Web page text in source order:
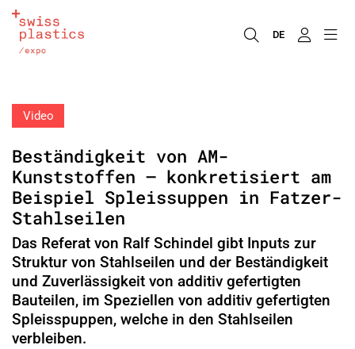
DE
Video
Beständigkeit von AM-
Kunststoffen – konkretisiert am
Beispiel Spleissuppen in Fatzer-
Stahlseilen
Das Referat von Ralf Schindel gibt Inputs zur
Struktur von Stahlseilen und der Beständigkeit
und Zuverlässigkeit von additiv gefertigten
Bauteilen, im Speziellen von additiv gefertigten
Spleisspuppen, welche in den Stahlseilen
verbleiben.